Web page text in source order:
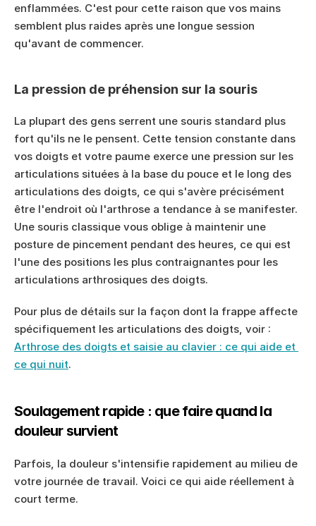
enflammées. C'est pour cette raison que vos mains
semblent plus raides après une longue session
qu'avant de commencer.
La pression de préhension sur la souris
La plupart des gens serrent une souris standard plus
fort qu'ils ne le pensent. Cette tension constante dans
vos doigts et votre paume exerce une pression sur les
articulations situées à la base du pouce et le long des
articulations des doigts, ce qui s'avère précisément
être l'endroit où l'arthrose a tendance à se manifester.
Une souris classique vous oblige à maintenir une
posture de pincement pendant des heures, ce qui est
l'une des positions les plus contraignantes pour les
articulations arthrosiques des doigts.
Pour plus de détails sur la façon dont la frappe affecte
Arthrose des doigts et saisie au clavier : ce qui aide et
ce qui nuit.
Soulagement rapide : que faire quand la
douleur survient
Parfois, la douleur s'intensifie rapidement au milieu de
votre journée de travail. Voici ce qui aide réellement à
court terme.